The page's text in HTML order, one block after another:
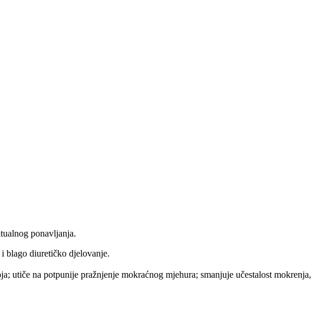
ponavljanja.
blago diuretičko djelovanje.
na potpunije pražnjenje mokraćnog mjehura; smanjuje učestalost mokrenja,